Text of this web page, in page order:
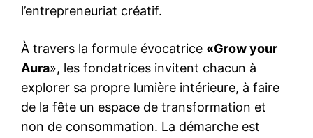
l’entrepreneuriat créatif.
À travers la formule évocatrice «Grow your
Aura», les fondatrices invitent chacun à
explorer sa propre lumière intérieure, à faire
de la fête un espace de transformation et
non de consommation. La démarche est